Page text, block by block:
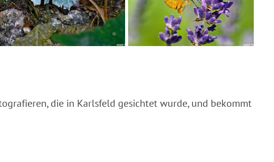
die in Karlsfeld gesichtet wurde, und bekommt